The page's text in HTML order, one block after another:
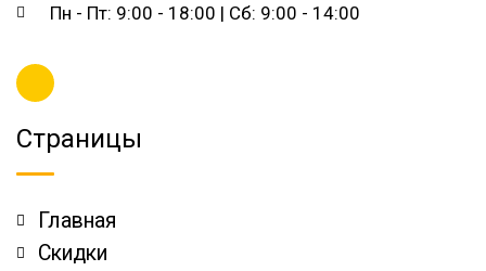
Пн - Пт: 9:00 - 18:00 | Сб: 9:00 - 14:00
Страницы
Главная
Скидки